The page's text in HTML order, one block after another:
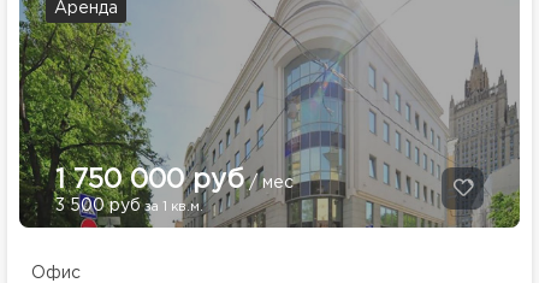
Аренда
1 750 000 руб/ мес
3 500 рубза 1 кв.м.
Офис